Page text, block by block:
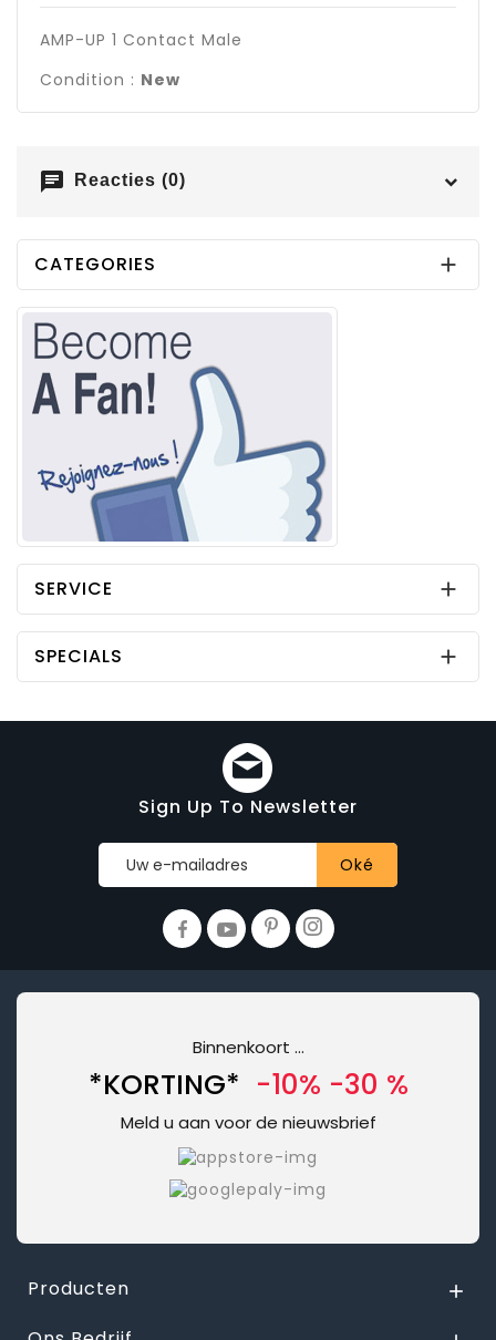
AMP-UP 1 Contact Male
Condition : New
chat Reacties (0)
CATEGORIES 
SERVICE 
SPECIALS 
Sign Up To Newsletter
Binnenkoort ...
*KORTING* -10% -30 %
Meld u aan voor de nieuwsbrief
Producten 